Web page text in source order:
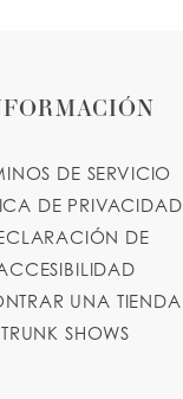
DE SERVICIO
DE PRIVACIDAD
DE
UNA TIENDA
TRUNK SHOWS